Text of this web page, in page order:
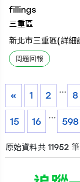
fillings
三重區
新北市三重區(詳細
« 1 2
...
8
15 16
...
598
原始資料共 11952